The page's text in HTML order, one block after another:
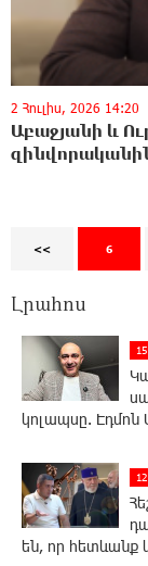
2 Հուլիս, 2026 14:20
Աբաջյանի և
<< 6
Լրահոս
կոլապսը. Էդմոն
են, որ հետևանք